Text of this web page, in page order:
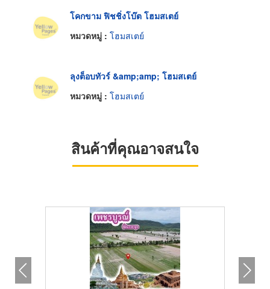
โคกขาม ฟิชชิ่งโบ๊ต โฮมสเตย์
หมวดหมู่ : โฮมสเตย์
ลุงต็อบทัวร์ &amp;amp; โฮมสเตย์
หมวดหมู่ : โฮมสเตย์
สินค้าที่คุณอาจสนใจ